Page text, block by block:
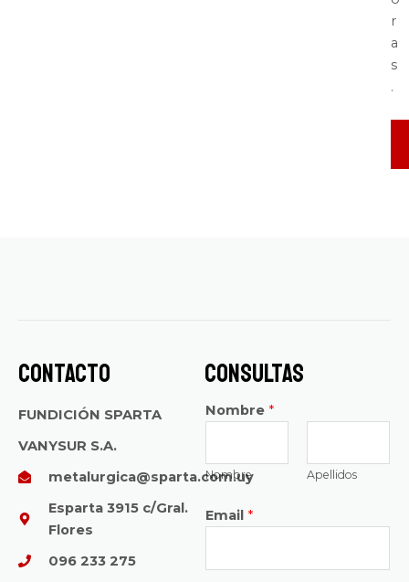
r
a
s
.
Contacto
FUNDICIÓN SPARTA
VANYSUR S.A.
metalurgica@sparta.com.uy
Esparta 3915 c/Gral.
Flores
096 233 275
Consultas
Nombre *
Nombre Apellidos
Email *